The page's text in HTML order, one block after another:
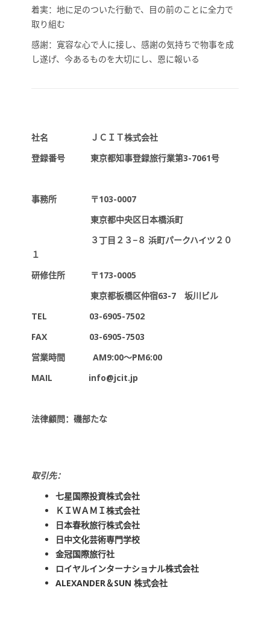
着実：地に足のついた行動で、目の前のことに全力で
取り組む
感謝：寛容な心で人に接し、感謝の気持ちで物事を成
し遂げ、今あるものを大切にし、恩に報いる
社名 ＪＣＩＴ株式会社
登録番号 東京都知事登録旅行業第3-7061号
事務所 〒103-0007
東京都中央区日本橋浜町
３丁目２３−８ 浜町パークハイツ２０
１
研修住所 〒173-0005
東京都板橋区仲宿63-7 坂川ビル
TEL 03-6905-7502
FAX 03-6905-7503
営業時間 AM9:00～PM6:00
MAIL info@jcit.jp
法律顧問：磯部たな
取引先：
七星国際投資株式会社
ＫＩＷＡＭＩ株式会社
日本春秋旅行株式会社
日中文化芸術専門学校
金冠国際旅行社
ロイヤルインターナショナル株式会社
ALEXANDER＆SUN 株式会社